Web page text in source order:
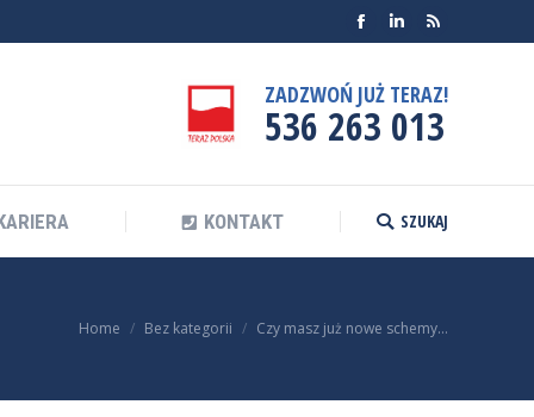
Facebook
Linkedin
Rss
ZADZWOŃ JUŻ TERAZ!
536 263 013
KONTAKT Search:
SZUKAJ
You are here:
Home Bez kategorii Czy masz już nowe schemy…
KONTAKT Search: